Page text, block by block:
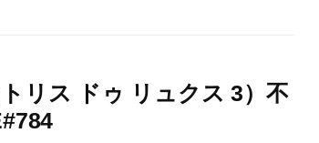
リス ドゥ リュクス 3）不